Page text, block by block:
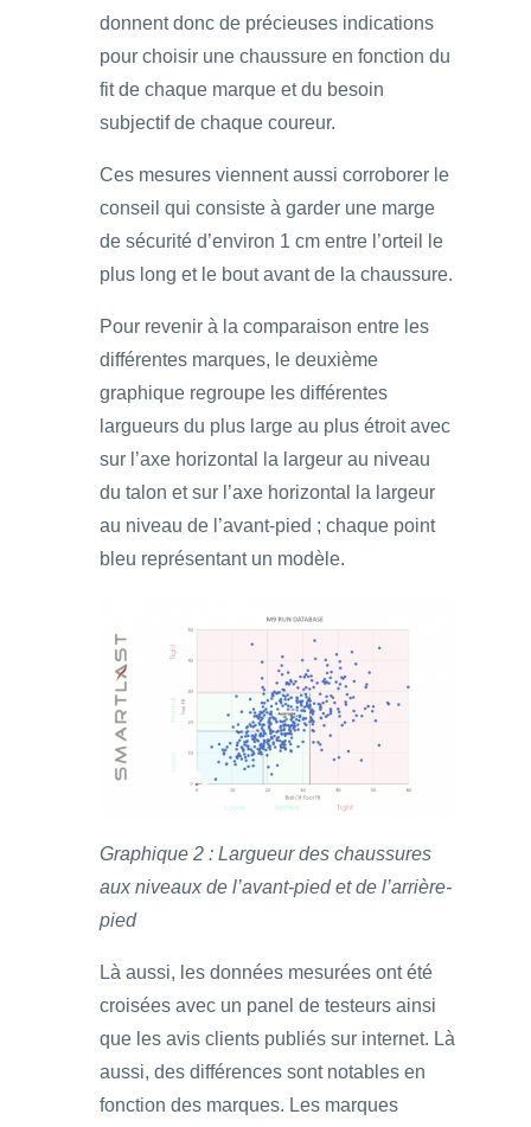
donnent donc de précieuses indications
pour choisir une chaussure en fonction du
fit de chaque marque et du besoin
subjectif de chaque coureur.
Ces mesures viennent aussi corroborer le
conseil qui consiste à garder une marge
de sécurité d’environ 1 cm entre l’orteil le
plus long et le bout avant de la chaussure.
Pour revenir à la comparaison entre les
différentes marques, le deuxième
graphique regroupe les différentes
largueurs du plus large au plus étroit avec
sur l’axe horizontal la largeur au niveau
du talon et sur l’axe horizontal la largeur
au niveau de l’avant-pied ; chaque point
bleu représentant un modèle.
Graphique 2 : Largueur des chaussures
aux niveaux de l’avant-pied et de l’arrière-
pied
Là aussi, les données mesurées ont été
croisées avec un panel de testeurs ainsi
que les avis clients publiés sur internet. Là
aussi, des différences sont notables en
fonction des marques. Les marques